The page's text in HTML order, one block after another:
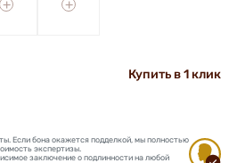
+ +
Купить в 1 клик
Если бона окажется подделкой, мы полностью
экспертизы.
заключение о подлинности на любой